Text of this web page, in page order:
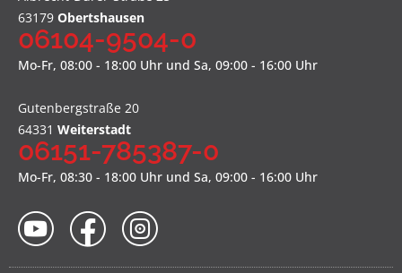
63179 Obertshausen
06104-9504-0
Mo-Fr, 08:00 - 18:00 Uhr und Sa, 09:00 - 16:00 Uhr
Gutenbergstraße 20
64331 Weiterstadt
06151-785387-0
Mo-Fr, 08:30 - 18:00 Uhr und Sa, 09:00 - 16:00 Uhr